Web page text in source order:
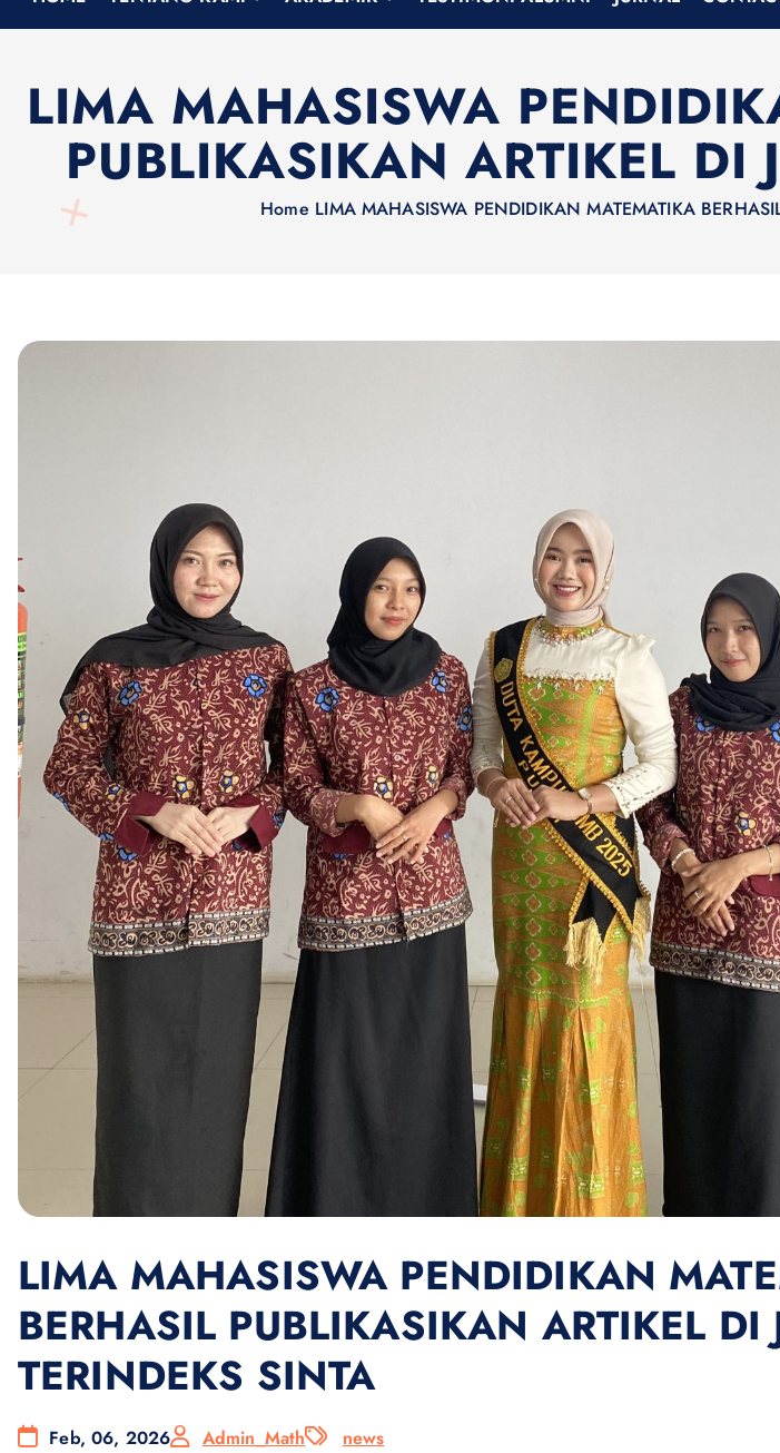
r
:
LIMA MAHASISWA
PUBLIKASIKAN ARTIKEL DI
Home LIMA MAHASISWA PENDIDIKAN MATEMATIKA
LIMA MAHASISWA PENDIDIKAN
BERHASIL PUBLIKASIKAN ARTIKEL DI
TERINDEKS SINTA
Feb, 06, 2026 Admin_Math news